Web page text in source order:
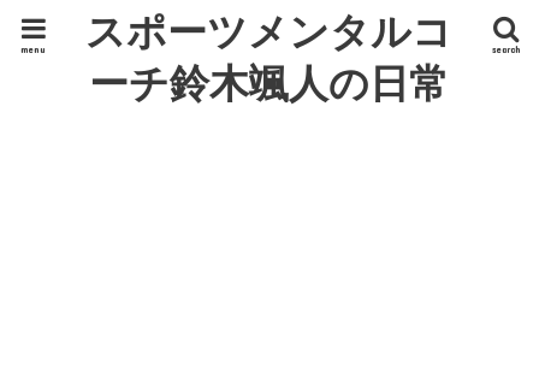
スポーツメンタルコ
ーチ鈴木颯人の日常
search
menu